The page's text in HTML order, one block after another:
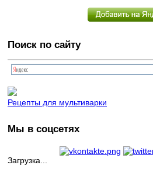
Поиск по сайту
Рецепты для мультиварки
Мы в соцсетях
Загрузка...